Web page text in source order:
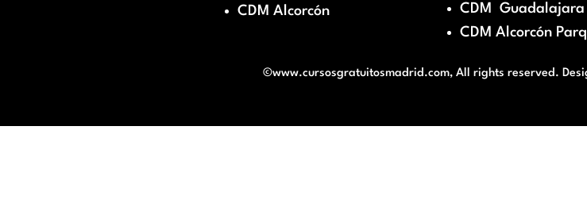
CDM Alcorcón
CDM Guadalajara
CDM Alcorcón
©www.cursosgratuitosmadrid.com, All rights reserved.